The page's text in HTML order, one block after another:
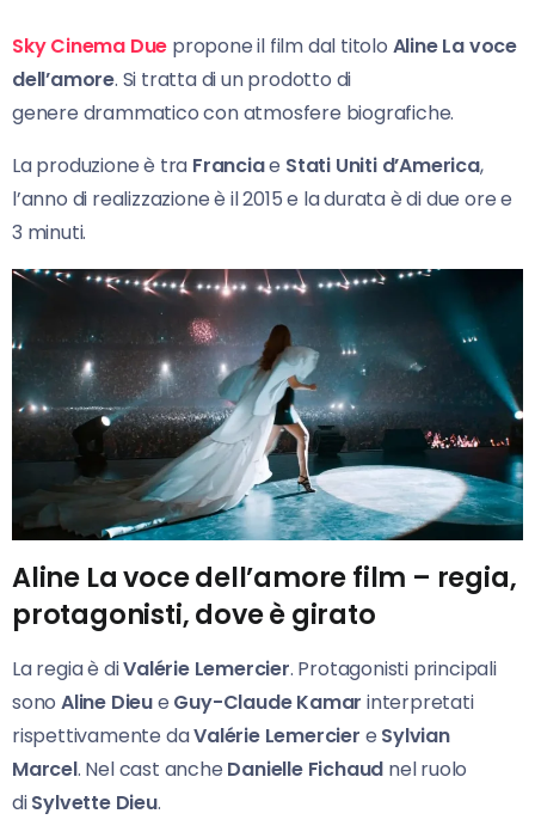
Sky Cinema Due propone il film dal titolo Aline La voce
dell’amore. Si tratta di un prodotto di
genere drammatico con atmosfere biografiche.
La produzione è tra Franciae Stati Uniti d’America,
l’anno di realizzazione è il 2015 e la durata è di due ore e
3 minuti.
Aline La voce dell’amore film – regia,
protagonisti, dove è girato
La regia è diValérie Lemercier. Protagonisti principali
sono Aline Dieue Guy-Claude Kamarinterpretati
rispettivamente daValérie Lemercier e Sylvian
Marcel. Nel cast anche Danielle Fichaud nel ruolo
diSylvette Dieu.